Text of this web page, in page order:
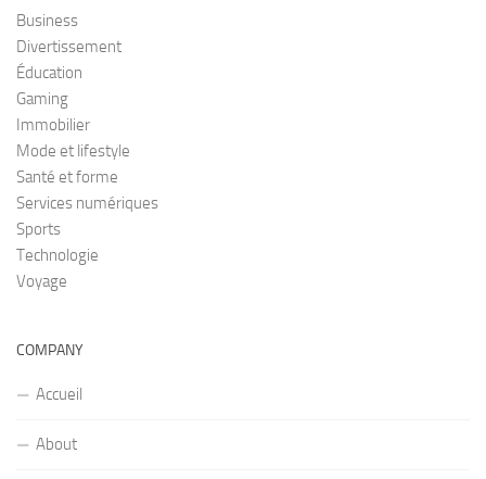
Business
Divertissement
Éducation
Gaming
Immobilier
Mode et lifestyle
Santé et forme
Services numériques
Sports
Technologie
Voyage
COMPANY
Accueil
About